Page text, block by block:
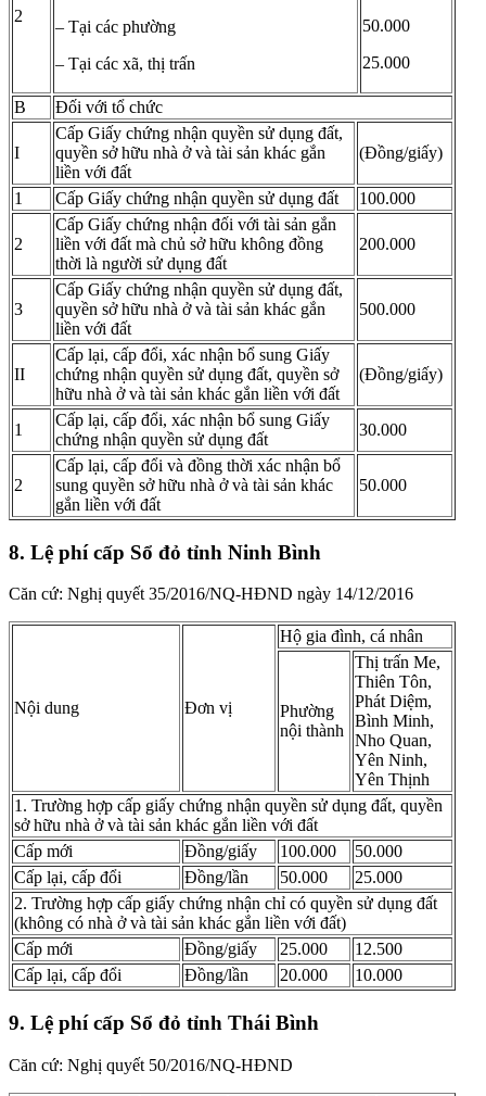
2
– Tại các phường
– Tại các xã, thị trấn
50.000
25.000
B Đối với tổ chức
I
Cấp Giấy chứng nhận quyền sử dụng đất,
quyền sở hữu nhà ở và tài sản khác gắn
liền với đất
(Đồng/giấy)
1 Cấp Giấy chứng nhận quyền sử dụng đất 100.000
2
Cấp Giấy chứng nhận đối với tài sản gắn
liền với đất mà chủ sở hữu không đồng
thời là người sử dụng đất
200.000
3
Cấp Giấy chứng nhận quyền sử dụng đất,
quyền sở hữu nhà ở và tài sản khác gắn
liền với đất
500.000
II
Cấp lại, cấp đổi, xác nhận bổ sung Giấy
chứng nhận quyền sử dụng đất, quyền sở
hữu nhà ở và tài sản khác gắn liền với đất
(Đồng/giấy)
1
Cấp lại, cấp đổi, xác nhận bổ sung Giấy
chứng nhận quyền sử dụng đất
30.000
2
Cấp lại, cấp đổi và đồng thời xác nhận bổ
sung quyền sở hữu nhà ở và tài sản khác
gắn liền với đất
50.000
8. Lệ phí cấp Sổ đỏ tỉnh Ninh Bình
Căn cứ: Nghị quyết 35/2016/NQ-HĐND ngày 14/12/2016
Nội dung Đơn vị
Hộ gia đình, cá nhân
Phường
nội thành
Thị trấn Me,
Thiên Tôn,
Phát Diệm,
Bình Minh,
Nho Quan,
Yên Ninh,
Yên Thịnh
1. Trường hợp cấp giấy chứng nhận quyền sử dụng đất, quyền
sở hữu nhà ở và tài sản khác gắn liền với đất
Cấp mới
Đồng/giấy 100.000
50.000
Cấp lại, cấp đổi
Đồng/lần 50.000
25.000
2. Trường hợp cấp giấy chứng nhận chỉ có quyền sử dụng đất
(không có nhà ở và tài sản khác gắn liền với đất)
Cấp mới
Đồng/giấy 25.000
12.500
Cấp lại, cấp đổi
Đồng/lần 20.000 10.000
9. Lệ phí cấp Sổ đỏ tỉnh Thái Bình
Căn cứ: Nghị quyết 50/2016/NQ-HĐND